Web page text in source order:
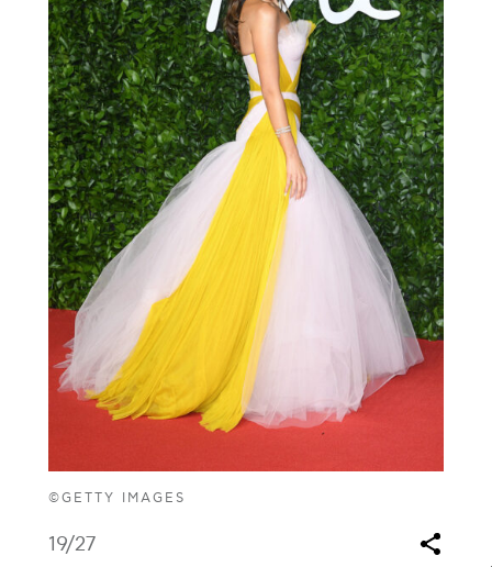
©GETTY IMAGES
19/27